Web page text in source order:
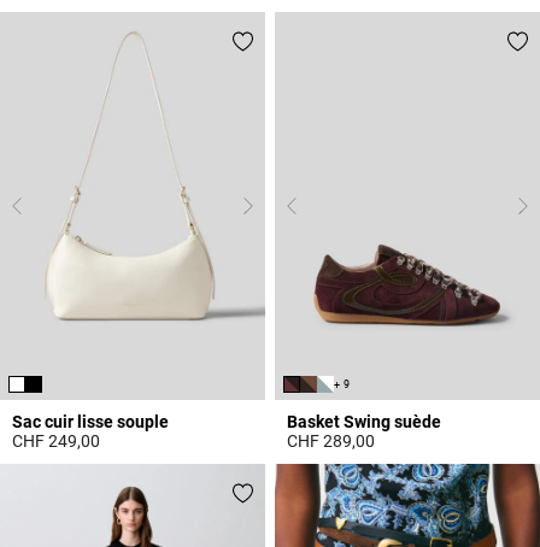
Sac cuir lisse souple
CHF 249,00
+ 9
Basket Swing suède
CHF 289,00